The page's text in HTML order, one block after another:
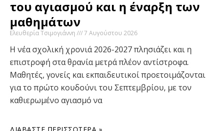
του αγιασμού και η έναρξη των
μαθημάτων
Ελευθερία Τσιμογιάννη 7 Αυγούστου 2026
Η νέα σχολική χρονιά 2026-2027 πλησιάζει και η
επιστροφή στα θρανία μετρά πλέον αντίστροφα.
Μαθητές, γονείς και εκπαιδευτικοί προετοιμάζονται
για το πρώτο κουδούνι του Σεπτεμβρίου, με τον
καθιερωμένο αγιασμό να